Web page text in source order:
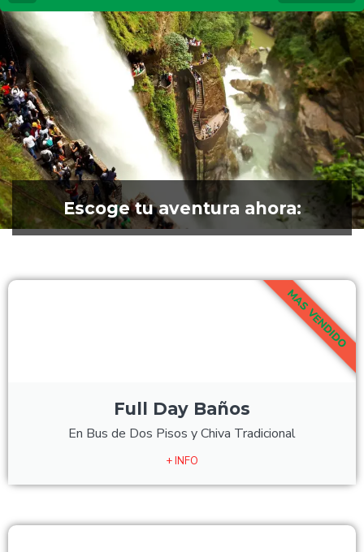
Escoge tu aventura ahora:
Full Day Baños
En Bus de Dos Pisos y Chiva Tradicional
+ INFO
MAS VENDIDO